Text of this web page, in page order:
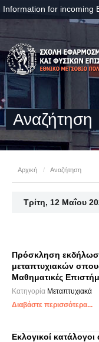
Information for incoming
Αναζήτηση
Αρχική / Αναζήτηση
Τρίτη, 12 Μαΐου
Πρόσκληση
μεταπτυχιακών
Μαθηματικές
Κατηγορία Μεταπτυχιακά
Διαβάστε περισσότερα...
Εκλογικοί